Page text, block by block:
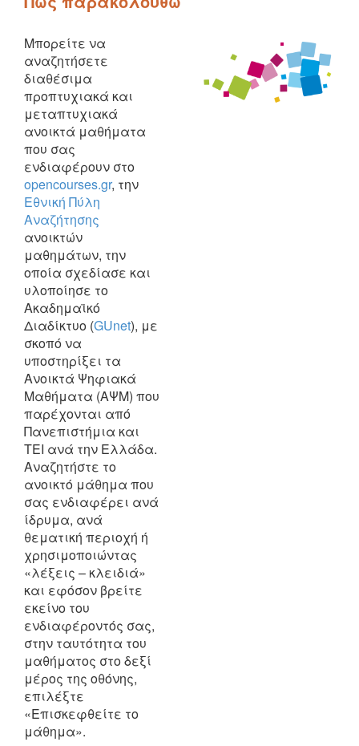
Μπορείτε να
αναζητήσετε
διαθέσιμα
προπτυχιακά και
μεταπτυχιακά
ανοικτά μαθήματα
που σας
ενδιαφέρουν στο
opencourses.gr, την
Εθνική Πύλη
Αναζήτησης
ανοικτών
μαθημάτων, την
οποία σχεδίασε και
υλοποίησε το
Ακαδημαϊκό
Διαδίκτυο (GUnet), με
σκοπό να
υποστηρίξει τα
Ανοικτά Ψηφιακά
Μαθήματα (ΑΨΜ) που
παρέχονται από
Πανεπιστήμια και
ΤΕΙ ανά την Ελλάδα.
Αναζητήστε το
ανοικτό μάθημα που
σας ενδιαφέρει ανά
ίδρυμα, ανά
θεματική περιοχή ή
χρησιμοποιώντας
«λέξεις – κλειδιά»
και εφόσον βρείτε
εκείνο του
ενδιαφέροντός σας,
στην ταυτότητα του
μαθήματος στο δεξί
μέρος της οθόνης,
επιλέξτε
«Επισκεφθείτε το
μάθημα».